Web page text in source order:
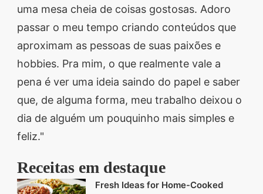
uma mesa cheia de coisas gostosas. Adoro
passar o meu tempo criando conteúdos que
aproximam as pessoas de suas paixões e
hobbies. Pra mim, o que realmente vale a
pena é ver uma ideia saindo do papel e saber
que, de alguma forma, meu trabalho deixou o
dia de alguém um pouquinho mais simples e
feliz."
Receitas em destaque
Fresh Ideas for Home-Cooked